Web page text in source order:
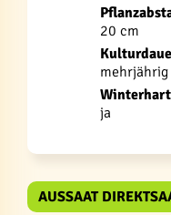
20 cm
mehrjährig
ja
AUSSAAT